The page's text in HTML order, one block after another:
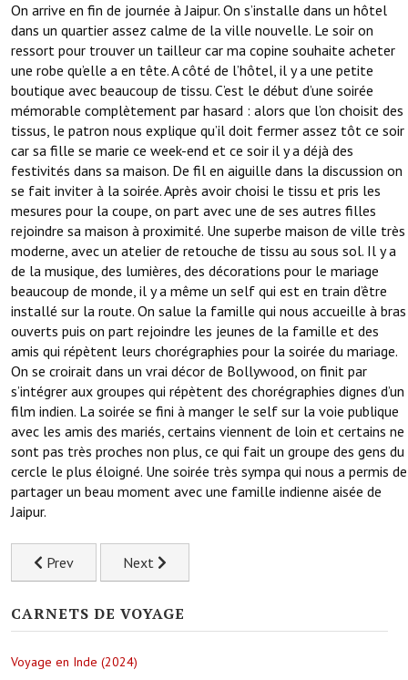
On arrive en fin de journée à Jaipur. On s’installe dans un hôtel
dans un quartier assez calme de la ville nouvelle. Le soir on
ressort pour trouver un tailleur car ma copine souhaite acheter
une robe qu’elle a en tête. A côté de l’hôtel, il y a une petite
boutique avec beaucoup de tissu. C’est le début d’une soirée
mémorable complètement par hasard : alors que l’on choisit des
tissus, le patron nous explique qu’il doit fermer assez tôt ce soir
car sa fille se marie ce week-end et ce soir il y a déjà des
festivités dans sa maison. De fil en aiguille dans la discussion on
se fait inviter à la soirée. Après avoir choisi le tissu et pris les
mesures pour la coupe, on part avec une de ses autres filles
rejoindre sa maison à proximité. Une superbe maison de ville très
moderne, avec un atelier de retouche de tissu au sous sol. Il y a
de la musique, des lumières, des décorations pour le mariage
beaucoup de monde, il y a même un self qui est en train d’être
installé sur la route. On salue la famille qui nous accueille à bras
ouverts puis on part rejoindre les jeunes de la famille et des
amis qui répètent leurs chorégraphies pour la soirée du mariage.
On se croirait dans un vrai décor de Bollywood, on finit par
s’intégrer aux groupes qui répètent des chorégraphies dignes d’un
film indien. La soirée se fini à manger le self sur la voie publique
avec les amis des mariés, certains viennent de loin et certains ne
sont pas très proches non plus, ce qui fait un groupe des gens du
cercle le plus éloigné. Une soirée très sympa qui nous a permis de
partager un beau moment avec une famille indienne aisée de
Jaipur.
Previous article: A la découverte de la ville du Taj Mahal à
Prev Next article: Jaipur la ville rose, capitale du
Next
CARNETS DE VOYAGE
Voyage en Inde (2024)